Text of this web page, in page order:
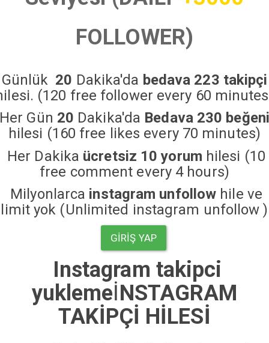
FOLLOWER)
Günlük 20 Dakika'da bedava 223 takipçi
(120 free follower every 60
Her Gün 20 Dakika'da Bedava 230 beğeni
hilesi (160 free likes every 70 minutes)
Her Dakika ücretsiz 10 yorum hilesi (10
free comment every 4 hours)
Milyonlarca instagram unfollow hile ve
limit yok (Unlimited instagram unfollow )
GIRIŞ YAP
Instagram takipci
yuklemeİNSTAGRAM
TAKİPÇİ HİLESİ